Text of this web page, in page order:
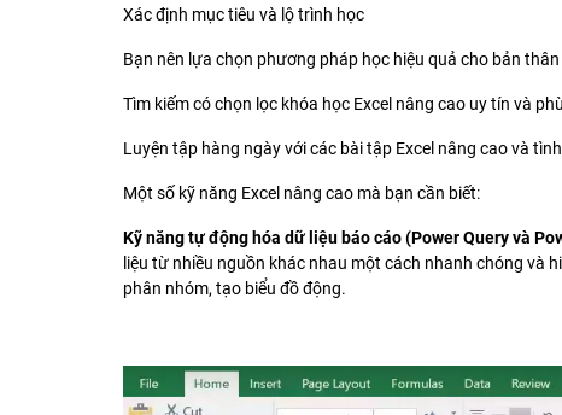
Xác định mục tiêu và lộ trình học
Bạn nên lựa chọn phương pháp học hiệu quả cho bản thân
Tìm kiếm có chọn lọc khóa học Excel nâng cao uy tín và
Luyện tập hàng ngày với các bài tập Excel nâng cao và
Một số kỹ năng Excel nâng cao mà bạn cần biết:
Kỹ năng tự động hóa dữ liệu báo cáo (Power Query và
liệu từ nhiều nguồn khác nhau một cách nhanh chóng và
phân nhóm, tạo biểu đồ động.